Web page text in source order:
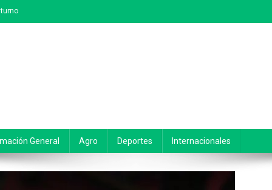
General Agro Deportes Internacionales